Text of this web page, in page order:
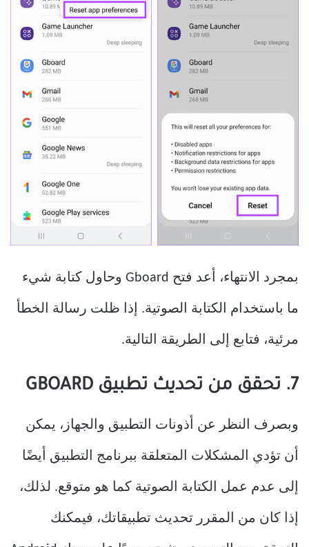
بمجرد الانتهاء، أعد فتح Gboard وحاول كتابة شيء
ما باستخدام الكتابة الصوتية. إذا ظلت رسالة الخطأ
مرئية، فتابع إلى الطريقة التالية.
7. تحقق من تحديث تطبيق GBOARD
وبصرف النظر عن أذونات التطبيق والجهاز، يمكن
أن تؤدي المشكلات المتعلقة ببرنامج التطبيق أيضًا
إلى عدم عمل الكتابة الصوتية كما هو متوقع. لذلك،
إذا كان من المقرر تحديث تطبيقاتك، فيمكنك